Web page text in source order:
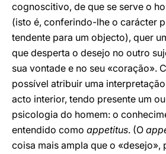
cognoscitivo, de que se serve o
(isto é, conferindo-lhe o carácter
tendente para um objecto), quer
que desperta o desejo no outro
sua vontade e no seu «coração».
possível atribuir uma
acto interior, tendo presente um
psicologia do homem: o
entendido como appetitus. (O
coisa mais ampla que o «desejo»,